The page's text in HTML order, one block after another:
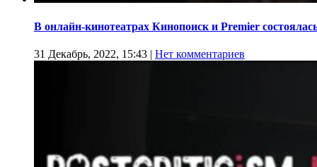
В онлайн-кинотеатрах Кинопоиск и Premier
31 Декабрь, 2022, 15:43 | Нет комментариев